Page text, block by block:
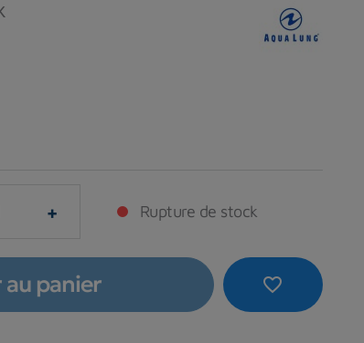
+ Rupture de stock
favorite_border
panier